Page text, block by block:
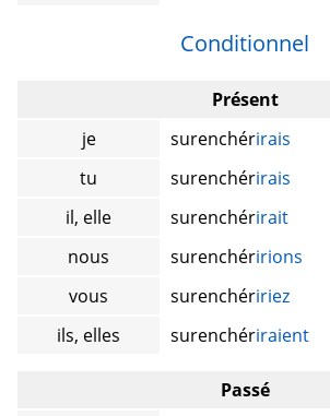
Conditionnel
Présent
je
surenchérirais
tu
surenchérirais
il, elle
surenchérirait
nous
surenchéririons
vous
surenchéririez
ils, elles
surenchériraient
Passé